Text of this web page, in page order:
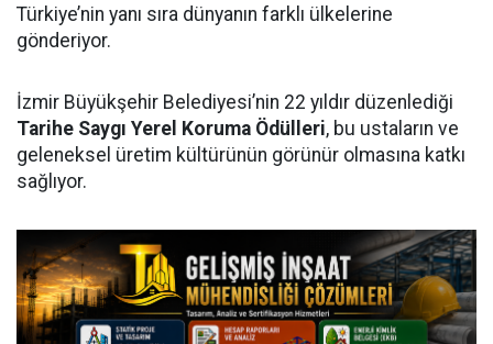
Türkiye’nin yanı sıra dünyanın farklı ülkelerine
gönderiyor.
İzmir Büyükşehir Belediyesi’nin 22 yıldır düzenlediği
Tarihe Saygı Yerel Koruma Ödülleri, bu ustaların ve
geleneksel üretim kültürünün görünür olmasına katkı
sağlıyor.